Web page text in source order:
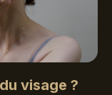
visage ?